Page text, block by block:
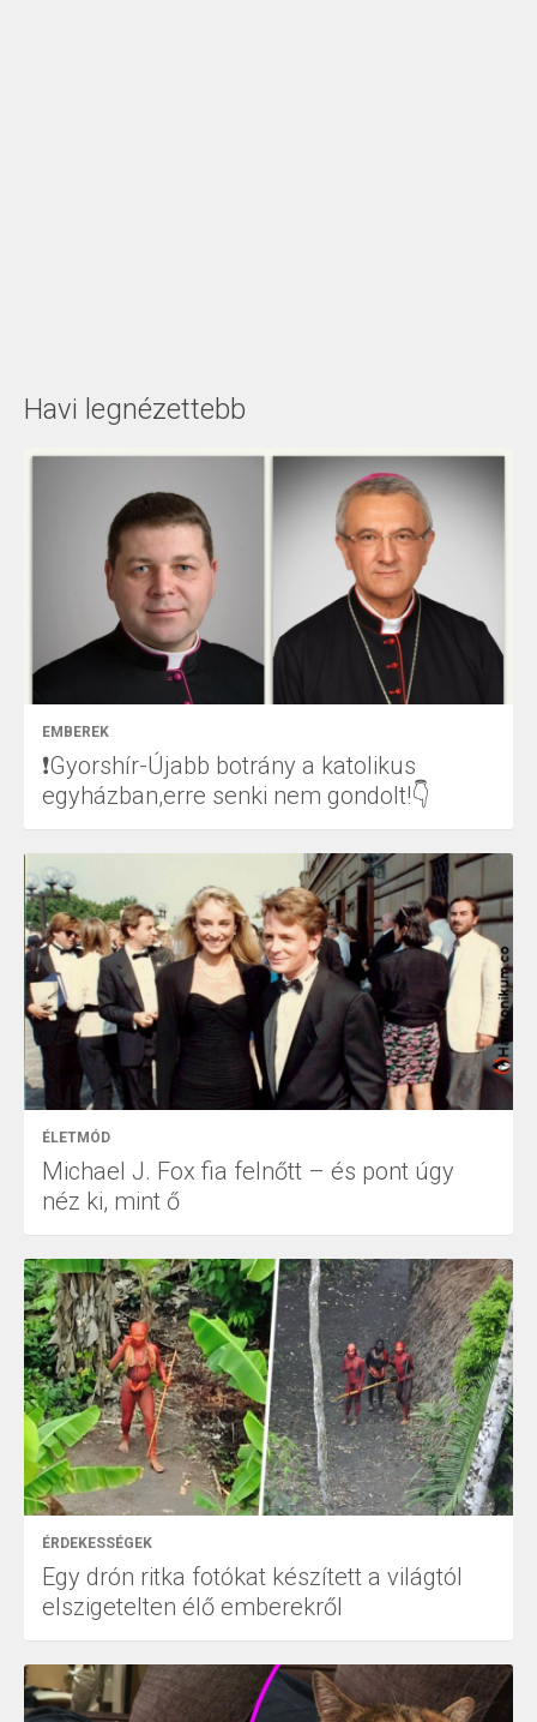
Havi legnézettebb
EMBEREK
❗Gyorshír-Újabb botrány a katolikus
egyházban,erre senki nem gondolt!👇
ÉLETMÓD
Michael J. Fox fia felnőtt – és pont úgy
néz ki, mint ő
ÉRDEKESSÉGEK
Egy drón ritka fotókat készített a világtól
elszigetelten élő emberekről